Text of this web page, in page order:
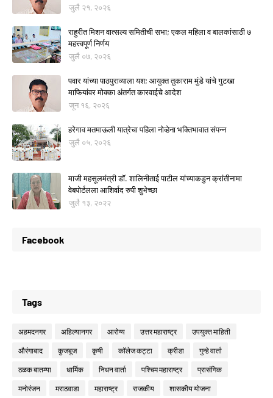
जुलै २१, २०२६
राहुरीत मिशन वात्सल्य समितीची सभा; एकल महिला व बालकांसाठी ७
महत्त्वपूर्ण निर्णय
जुलै ०७, २०२६
पवार यांच्या पाठपुराव्याला यश; आयुक्त तुकाराम मुंडे यांचे गुटखा
माफियांवर मोक्का अंतर्गत कारवाईचे आदेश
जून १६, २०२६
हरेगाव मतमाऊली यात्रेचा पहिला नोव्हेना भक्तिभावात संपन्न
जुलै ०५, २०२६
माजी महसूलमंत्री डॉ. शालिनीताई पाटील यांच्याकडुन क्रांतीनामा
वेबपोर्टलला आशिर्वाद रुपी शुभेच्छा
जुलै १३, २०२२
Facebook
Tags
अहमदनगर अहिल्यानगर आरोग्य उत्तर महाराष्ट्र उपयुक्त माहिती
औरंगाबाद कुजबूज कृषी कॉलेज कट्टा क्रीडा गुन्हे वार्ता
ठळक बातम्या धार्मिक निधन वार्ता पश्चिम महाराष्ट्र प्रासंगिक
मनोरंजन मराठवाडा महाराष्ट्र राजकीय शासकीय योजना